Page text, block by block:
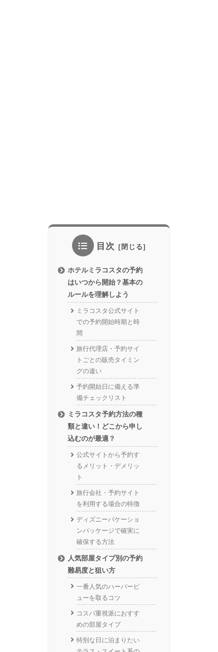
目次
ホテルミラコスタの予約
はいつから開始？基本の
ルールを理解しよう
ミラコスタ公式サイト
での予約開始時期と時
間
旅行代理店・予約サイ
トごとの販売タイミン
グの違い
予約開始日に備える準
備チェックリスト
ミラコスタ予約方法の種
類と違い！どこから申し
込むのが最適？
公式サイトから予約す
るメリット・デメリッ
ト
旅行会社・予約サイト
を利用する場合の特徴
ディズニーバケーショ
ンパッケージで確実に
確保する方法
人気部屋タイプ別の予約
難易度と狙い方
一番人気のハーバービ
ューを取るコツ
コスパ重視派におすす
めの部屋タイプ
特別な日に泊まりたい